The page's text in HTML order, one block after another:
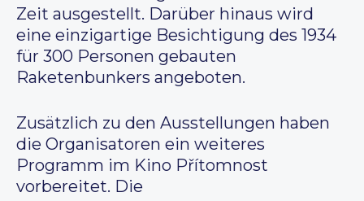
Zeit ausgestellt. Darüber hinaus wird
eine einzigartige Besichtigung des 1934
für 300 Personen gebauten
Raketenbunkers angeboten.
Zusätzlich zu den Ausstellungen haben
die Organisatoren ein weiteres
Programm im Kino Přítomnost
vorbereitet. Die